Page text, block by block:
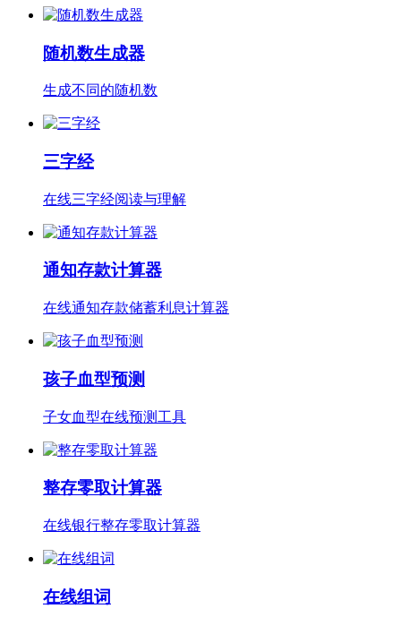
随机数生成器
生成不同的随机数
三字经
在线三字经阅读与理解
通知存款计算器
在线通知存款储蓄利息计算器
孩子血型预测
子女血型在线预测工具
整存零取计算器
在线银行整存零取计算器
在线组词